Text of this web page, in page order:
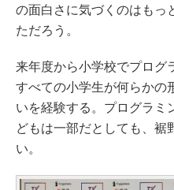
の面白さに気づくのはもっ
ただろう。
来年度から小学校でプログ
すべての小学生が何らかの
いを経験する。プログラミ
どもは一部だとしても、裾
い。